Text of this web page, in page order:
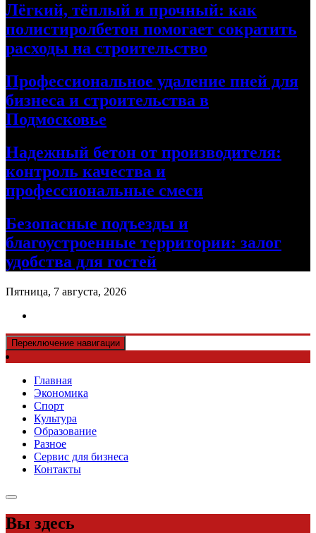
Лёгкий, тёплый и прочный: как
полистиролбетон помогает сократить
расходы на строительство
Профессиональное удаление пней для
бизнеса и строительства в
Подмосковье
Надежный бетон от производителя:
контроль качества и
профессиональные смеси
Безопасные подъезды и
благоустроенные территории: залог
удобства для гостей
Пятница, 7 августа, 2026
Переключение навигации
Главная
Экономика
Спорт
Культура
Образование
Разное
Сервис для бизнеса
Контакты
Вы здесь